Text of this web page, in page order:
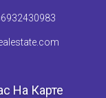
На Карте